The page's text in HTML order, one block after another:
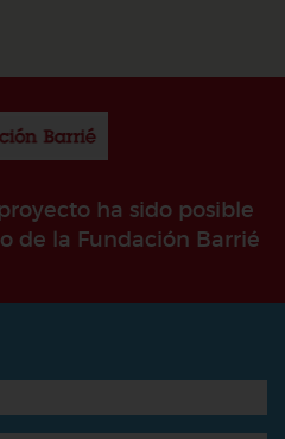
ha sido posible
de la Fundación Barrié